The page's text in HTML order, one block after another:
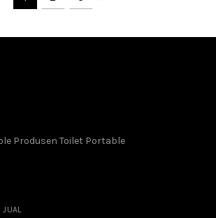
Produsen Toilet Portable
JUAL